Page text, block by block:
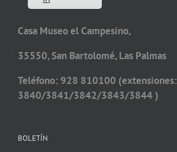
Casa Museo el Campesino,
35550, San Bartolomé, Las Palmas
Teléfono: 928 810100 (extensiones:
3840/3841/3842/3843/3844 )
BOLETÍN